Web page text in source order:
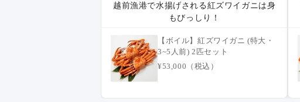
越前漁港で水揚げされる紅ズワイガニは身
もびっしり！
【ボイル】紅ズワイガニ (特大・
3~5人前) 2匹セット
¥53,000（税込）